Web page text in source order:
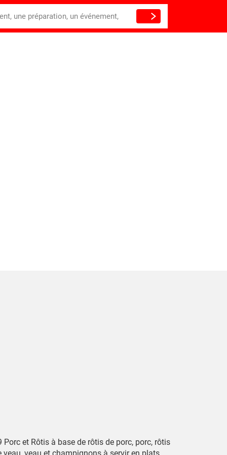
une préparation, un événement,
Porc et Rôtis à base de rôtis de porc, porc, rôtis